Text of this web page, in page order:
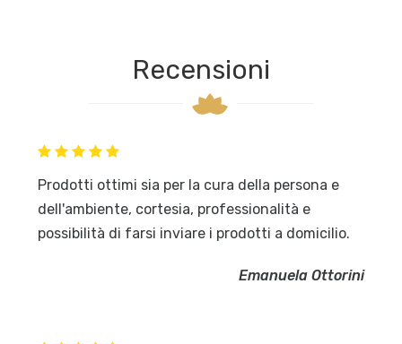
Recensioni
Prodotti ottimi sia per la cura della persona e
dell'ambiente, cortesia, professionalità e
possibilità di farsi inviare i prodotti a domicilio.
Emanuela Ottorini